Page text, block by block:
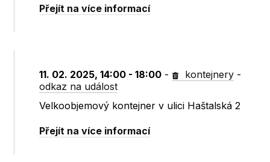
Přejít na více informací
11. 02. 2025, 14:00 - 18:00 - kontejnery -
odkaz na událost
Velkoobjemový kontejner v ulici Haštalská 2
Přejít na více informací